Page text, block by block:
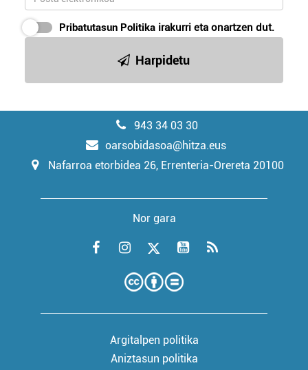
Pribatutasun Politika irakurri eta onartzen dut.
Harpidetu
943 34 03 30
oarsobidasoa@hitza.eus
Nafarroa etorbidea 26, Errenteria-Orereta 20100
Nor gara
Argitalpen politika
Aniztasun politika